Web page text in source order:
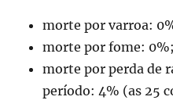
morte por varroa:
morte por fome: 0%;
morte por perda de
período: 4% (as 25